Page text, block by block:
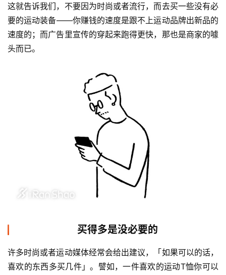
视
频
这就告诉我们，不要因为时尚或者流行，而去买一些没有必
要的运动装备——你赚钱的速度是跟不上运动品牌出新品的
速度的；而广告里宣传的穿起来跑得更快，那也是商家的噱
头而已。
买得多是没必要的
许多时尚或者运动媒体经常会给出建议， 「如果可以的话，
喜欢的东西多买几件」。 譬如，一件喜欢的运动T恤你可以